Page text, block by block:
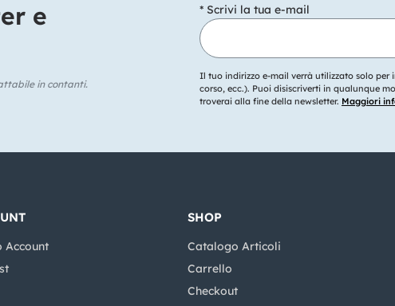
e
in contanti.
* Scrivi la tua e-mail
Il tuo indirizzo e-mail verrà utilizzato solo
corso, ecc.). Puoi disiscriverti in qualunque
troverai alla fine della newsletter. Maggiori
Account
SHOP
Catalogo Articoli
Carrello
Checkout